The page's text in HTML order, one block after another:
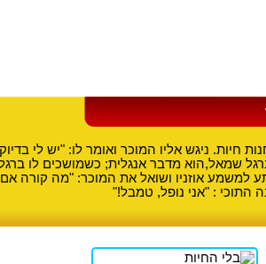
חיות. ניגש אליו המוכר ואומר לו: "יש לי
שמאל,הוא מדבר אנגלית; כשמושכים לו
למשמע אוזניו ושואל את המוכר: "מה קורה
התוכי : "אני נופל, טמבל!"